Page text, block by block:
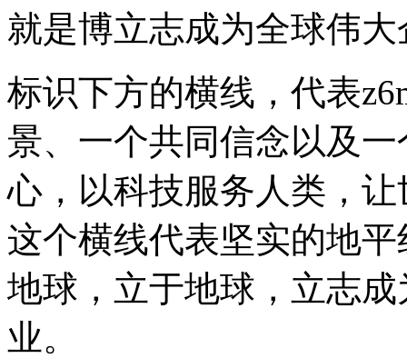
就是博立志成为全球伟
标识下方的横线，代表
景、一个共同信念以及
心，以科技服务人类，
这个横线代表坚实的地
地球，立于地球，立志
业。